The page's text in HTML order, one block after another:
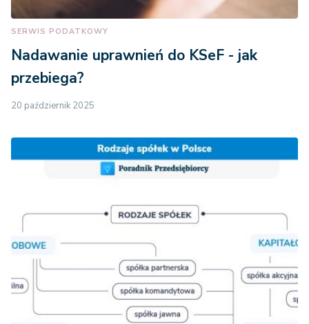
SERWIS PODATKOWY
Nadawanie uprawnień do KSeF - jak
przebiega?
20 październik 2025